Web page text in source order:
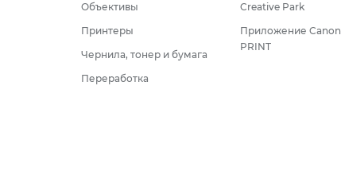
Объективы
Принтеры
Чернила, тонер и бумага
Переработка
Creative Park
Приложение Canon
PRINT